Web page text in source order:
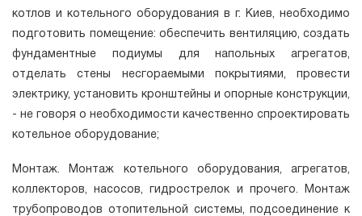
котлов и котельного оборудования в г. Киев, необходимо
подготовить помещение: обеспечить вентиляцию, создать
фундаментные подиумы для напольных агрегатов,
отделать стены несгораемыми покрытиями, провести
электрику, установить кронштейны и опорные конструкции,
- не говоря о необходимости качественно спроектировать
котельное оборудование;
Монтаж. Монтаж котельного оборудования, агрегатов,
коллекторов, насосов, гидрострелок и прочего. Монтаж
трубопроводов отопительной системы, подсоединение к